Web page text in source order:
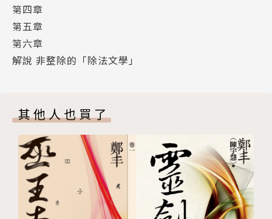
【名人推薦】
「雖然自己寫本格推理，也覺得東野這樣寫很厲害，但
自認太膽小而不敢嘗試。」──寵物先生
令人絕望的，是由愛而生的恨！
和泉園子，獨居東京的粉領族；佃潤一，不成氣候的青
年畫家。兩人以結婚為前提交往，卻在園子摯友弓場佳
代子出現後分手。不久，園子疑似在家中自殺身亡。第
一位發現者是她的哥哥康正。
第四章
第五章
第六章
解說 非整除的「除法文學」
其他人也買了